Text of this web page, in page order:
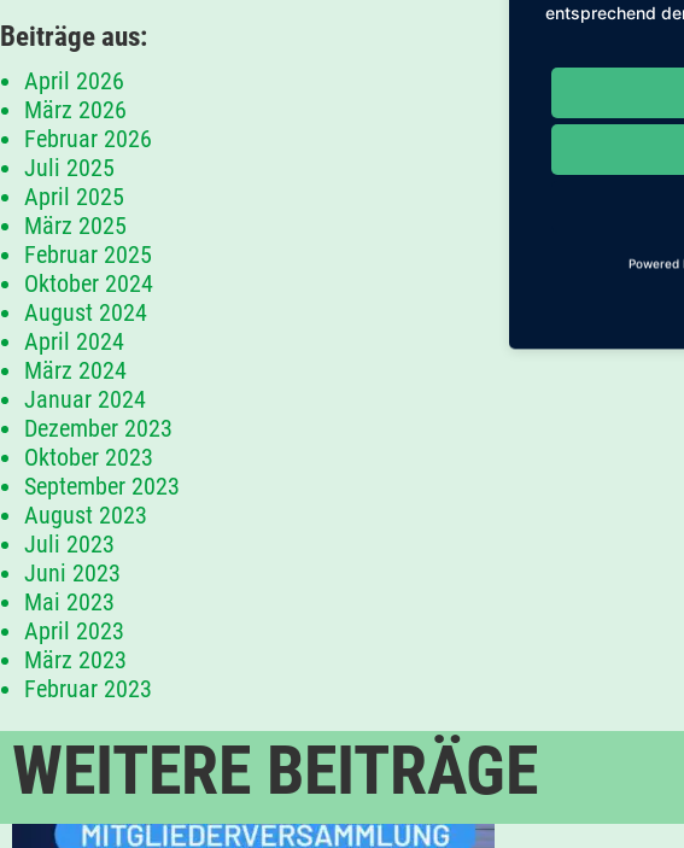
Beiträge aus:
April 2026
März 2026
Februar 2026
Juli 2025
April 2025
März 2025
Februar 2025
Oktober 2024
August 2024
April 2024
März 2024
Januar 2024
Dezember 2023
Oktober 2023
September 2023
August 2023
Juli 2023
Juni 2023
Mai 2023
April 2023
März 2023
Februar 2023
WEITERE BEITRÄGE
entsprechend
Powered